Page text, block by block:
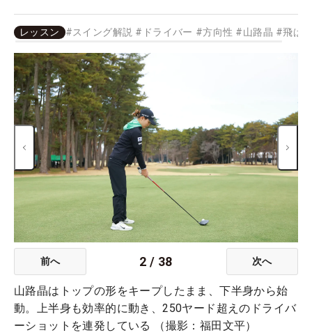
レッスン #スイング解説 # ドライバー #方向性 #山路晶 #飛ば
前へ 2 / 38 次へ
山路晶はトップの形をキープしたまま、下半身から始
動。上半身も効率的に動き、250ヤード超えのドライバ
ーショットを連発している （撮影：福田文平）